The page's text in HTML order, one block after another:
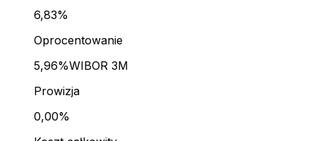
6,83%
Oprocentowanie
5,96%WIBOR 3M
Prowizja
0,00%